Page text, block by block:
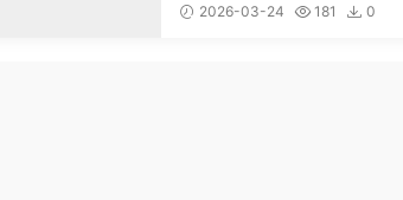
2026-03-24 181 0